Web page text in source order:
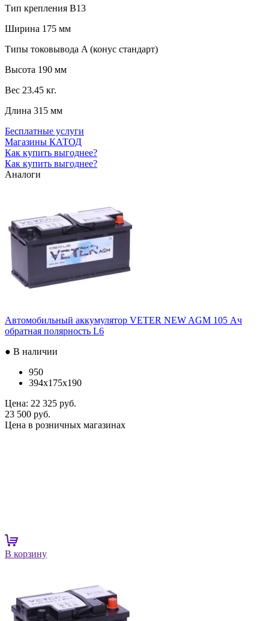
Тип крепления B13
Ширина 175 мм
Типы токовывода A (конус стандарт)
Высота 190 мм
Вес 23.45 кг.
Длина 315 мм
Бесплатные услуги
Магазины КАТОД
Как купить выгоднее?
Как купить выгоднее?
Аналоги
Автомобильный аккумулятор VETER NEW AGM 105 Ач
обратная полярность L6
● В наличии
950
394x175x190
Цена: 22 325 руб.
23 500 руб.
Цена в розничных магазинах
В корзину